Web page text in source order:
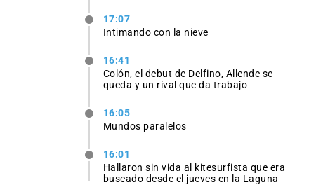
17:07
Intimando con la nieve
16:41
Colón, el debut de Delfino, Allende se
queda y un rival que da trabajo
16:05
Mundos paralelos
16:01
Hallaron sin vida al kitesurfista que era
buscado desde el jueves en la Laguna